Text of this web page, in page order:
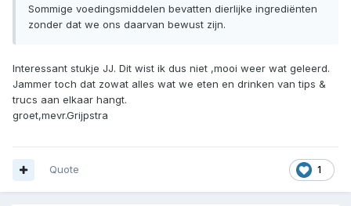
Sommige voedingsmiddelen bevatten dierlijke ingrediënten
zonder dat we ons daarvan bewust zijn.
Interessant stukje JJ. Dit wist ik dus niet ,mooi weer wat geleerd.
Jammer toch dat zowat alles wat we eten en drinken van tips &
trucs aan elkaar hangt.
groet,mevr.Grijpstra
1
Quote